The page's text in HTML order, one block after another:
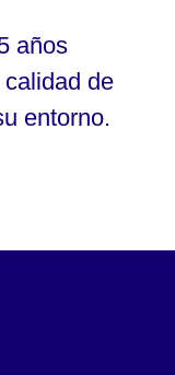
años
de
entorno.